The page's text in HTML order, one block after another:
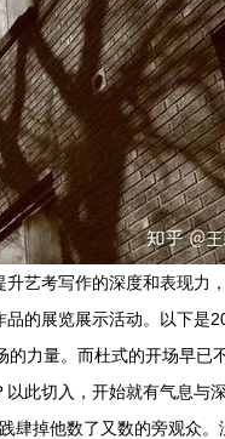
艺考写作的深度和表现力
的展览展示活动。以下是
力量。而杜式的开场早
此切入，开始就有气息与
掉他数了又数的旁观众